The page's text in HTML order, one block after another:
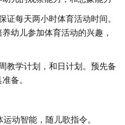
证每天两小时体育活动时间。
幼儿参加体育活动的兴趣，
教学计划，和日计划。预先备
备。
运动智能，随儿歌指令。